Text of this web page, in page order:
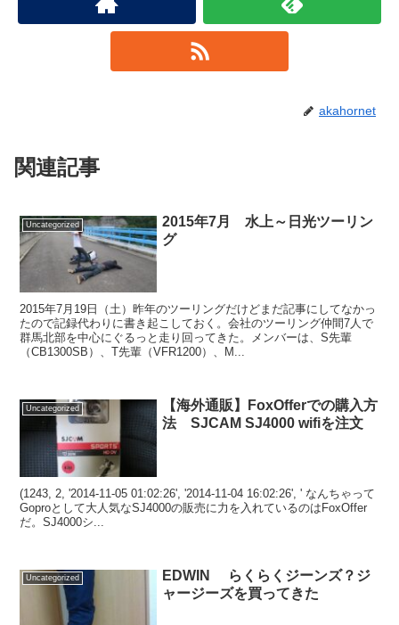
akahornet
関連記事
Uncategorized
2015年7月 水上～日光ツーリン
グ
2015年7月19日（土）昨年のツーリングだけどまだ記事にしてなかっ
たので記録代わりに書き起こしておく。会社のツーリング仲間7人で
群馬北部を中心にぐるっと走り回ってきた。メンバーは、S先輩
（CB1300SB）、T先輩（VFR1200）、M...
Uncategorized
【海外通販】FoxOfferでの購入方
法 SJCAM SJ4000 wifiを注文
(1243, 2, '2014-11-05 01:02:26', '2014-11-04 16:02:26', ' なんちゃって
Goproとして大人気なSJ4000の販売に力を入れているのはFoxOffer
だ。SJ4000シ...
Uncategorized
EDWIN らくらくジーンズ？ジ
ャージーズを買ってきた